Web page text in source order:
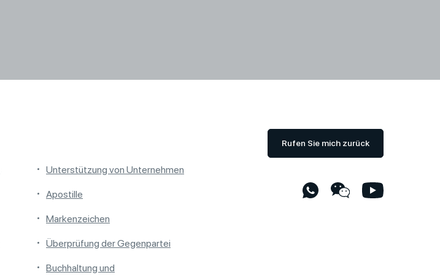
Unterstützung von Unternehmen
Apostille
Markenzeichen
Überprüfung der Gegenpartei
Buchhaltung und
Rufen Sie mich zurück